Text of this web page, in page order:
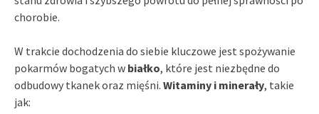
chorobie.
W trakcie dochodzenia do siebie kluczowe jest spożywanie
pokarmów bogatych w białko, które jest niezbędne do
odbudowy tkanek oraz mięśni. Witaminy i minerały, takie
jak: